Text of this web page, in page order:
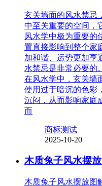
玄关墙面的风水禁忌
中至关重要的空间，
风水学中极为重要的
置直接影响到整个家
加和谐、运势更加亨
水禁忌是非常必要的
在风水学中，玄关墙
使用过于暗沉的色彩
沉闷，从而影响家庭
而
商标测试
2025-10-20
木质兔子风水摆
木质兔子风水摆放图